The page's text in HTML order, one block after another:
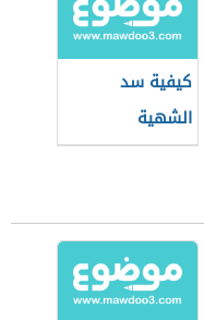
كيفية سد
الشهية